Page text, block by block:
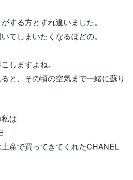
する方とすれ違いました。
てしまいたくなるほどの。
しますよね。
と、その頃の空気まで一緒に蘇り
は
産で買ってきてくれたCHANEL